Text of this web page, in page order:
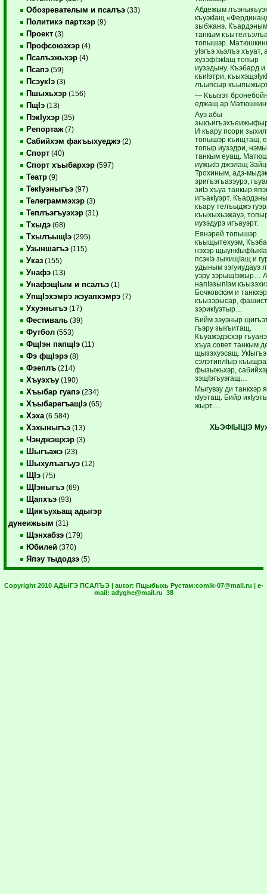
Обозревателым и псалъэ (33)
Политикэ партхэр (9)
Проект (3)
Профсоюзхэр (4)
Псалъэжьхэр (4)
Псапэ (59)
ПсэукIэ (3)
Пшыхьхэр (156)
ПщIэ (13)
ПэкIухэр (35)
Репортаж (7)
Сабийхэм факъыхуеджэ (2)
Спорт (40)
Спорт хъыбархэр (597)
Театр (9)
ТекIуэныгъэ (97)
Телеграммэхэр (3)
Теплъэгъуэхэр (31)
Тхыдэ (68)
ТхылъыщIэ (295)
Узыншагъэ (115)
Указ (155)
Унафэ (13)
УнафэщIым и псалъэ (1)
УпщIэхэмрэ жэуапхэмрэ (7)
Ухуэныгъэ (17)
Фестиваль (39)
Футбол (553)
ФщIэн папщIэ (11)
Фэ фщIэрэ (8)
Фэеплъ (214)
Хъуэхъу (190)
Хъыбар гуапэ (234)
ХъыбарегъащIэ (65)
Хэха (6 584)
Хэхыныгъэ (13)
Чэнджэщхэр (3)
Шыгъажэ (23)
Шыхулъагъуэ (12)
ЩIэ (75)
ЩIэныгъэ (69)
Щапхъэ (93)
Щикъухьащ адыгэр
дунеижьым (31)
Щэнхабзэ (179)
Юбилей (370)
Япэу тыдодзэ (5)
Абдежым
къуэкIащ
зыбжанэ.
танкым
топышэр.
уIэгъэ хьэлъэ хъуат,
хузэ­­­­­фIэкIащ топыр
иузэдыну. Къэбард и
къиIэтри,
лъыпсыр
— Къызэт
еджащ­ ар
Ауэ абы
И къару псори
топышэр къ­и­щ­тащ,
топыр иузэдри,
танкым еуащ.
иужькIэ джэлащ
Трохиным, адэ-
зригъэгъазэурэ,
зиIэ хъуа танкыр
игъакIуэрт.
къару телъыджэ
къыхыхьэжауэ,
иузэдурэ игъауэрт.
Еянэрей топышэр
къыщыте­хуэм,
нэхэр
псэкIэ зыхищIащ и
удыным зэгуиудауэ
уэру зэрыщIэжыр…
напIэзыпIэм
Бочковскэм и
къызэрысар,
зэрикIуэтыр…
Бийм зэуэныр
гъэру зыкъитащ.
Къуажэдэсхэр
хъуа совет танкым
щызэхуэсащ.
сэ­лэтиплIыр
фызыжьхэр,
зэщIэгъуэ­гащ…
Мыгувэу ди танкхэр
кIуэтащ. Бийр
жырт…
ХЬЭФIЫЦIЭ
Copyright 2010 АДЫГЭ ПСАЛЪЭ | autor: Пщыбыхь Рустам:comik-07@mail.ru | e-
mail: adyghe@mail.ru 38